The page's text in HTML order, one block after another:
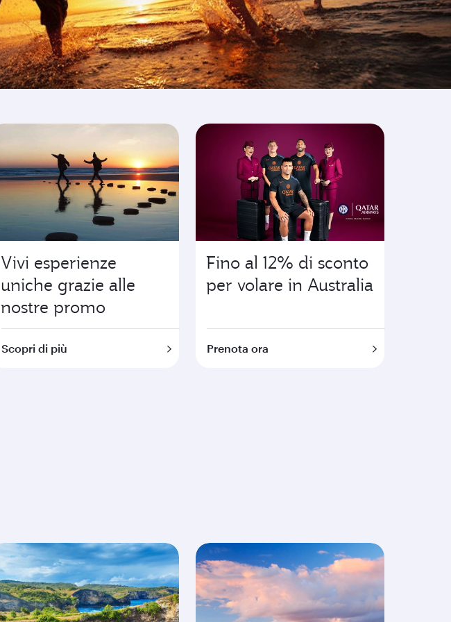
Vivi esperienze
uniche grazie alle
nostre promo
Scopri di più
Fino al 12% di sconto
per volare in Australia
Prenota ora